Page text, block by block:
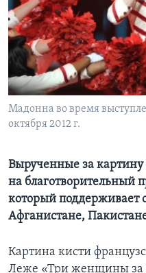
Learning English
СОЦИАЛЬНЫЕ СЕТИ
Языки
Мадонна во время
октября 2012 г.
Вырученные за картину
на благотворительный
который поддерживает
Афганистане,
Картина кисти
Леже «Три женщины за